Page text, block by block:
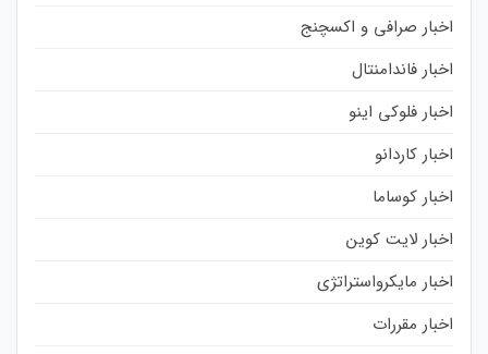
اخبار صرافی و اکسچنج
اخبار فاندامنتال
اخبار فلوکی اینو
اخبار کاردانو
اخبار کوساما
اخبار لایت کوین
اخبار مایکرواستراتژی
اخبار مقررات